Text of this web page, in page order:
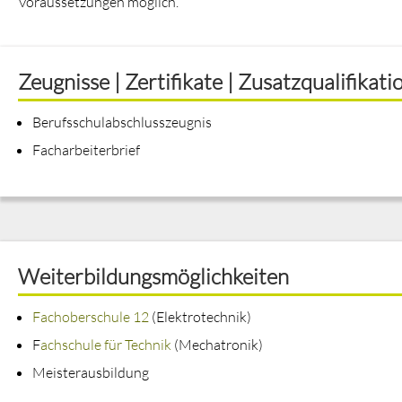
Zeugnisse | Zertifikate |
Berufsschulabschlusszeugnis
Facharbeiterbrief
Weiterbildungsmöglichkeiten
Fachoberschule 12 (Elektrotechnik)
Fachschule für Technik (Mechatronik)
Meisterausbildung